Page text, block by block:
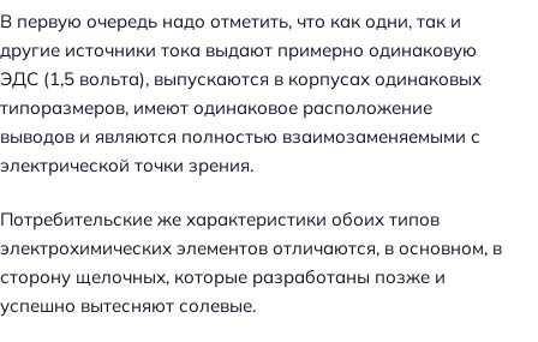
В первую очередь надо отметить, что как одни, так и
другие источники тока выдают примерно одинаковую
ЭДС (1,5 вольта), выпускаются в корпусах одинаковых
типоразмеров, имеют одинаковое расположение
выводов и являются полностью взаимозаменяемыми с
электрической точки зрения.
Потребительские же характеристики обоих типов
электрохимических элементов отличаются, в основном, в
сторону щелочных, которые разработаны позже и
успешно вытесняют солевые.